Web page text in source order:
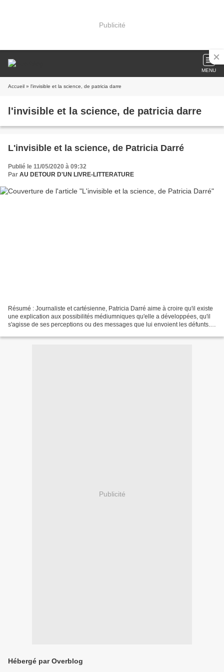
Publicité
MENU
Accueil » l'invisible et la science, de patricia darre
l'invisible et la science, de patricia darre
L'invisible et la science, de Patricia Darré
Publié le 11/05/2020 à 09:32
Par AU DETOUR D'UN LIVRE-LITTERATURE
Résumé : Journaliste et cartésienne, Patricia Darré aime à croire qu'il existe
une explication aux possibilités médiumniques qu'elle a développées, qu'il
s'agisse de ses perceptions ou des messages que lui envoient les défunts.
Publicité
Hébergé par Overblog